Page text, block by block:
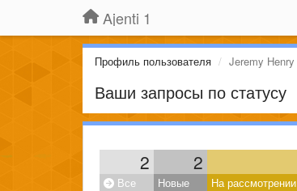
Ajenti 1
Профиль пользователя Jeremy Henry
Ваши запросы по статусу
2 2
Все Новые На рассмотрении